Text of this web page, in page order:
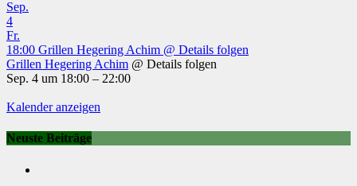
Sep.
4
Fr.
18:00 Grillen Hegering Achim @ Details folgen
Grillen Hegering Achim @ Details folgen
Sep. 4 um 18:00 – 22:00
Kalender anzeigen
Neuste Beiträge